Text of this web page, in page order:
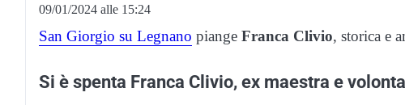
09/01/2024 alle 15:24
San Giorgio su Legnano piange Franca Clivio, storica e
Si è spenta Franca Clivio, ex maestra e